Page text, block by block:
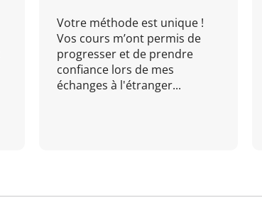
Votre méthode est unique !
Vos cours m’ont permis de
progresser et de prendre
confiance lors de mes
échanges à l'étranger...